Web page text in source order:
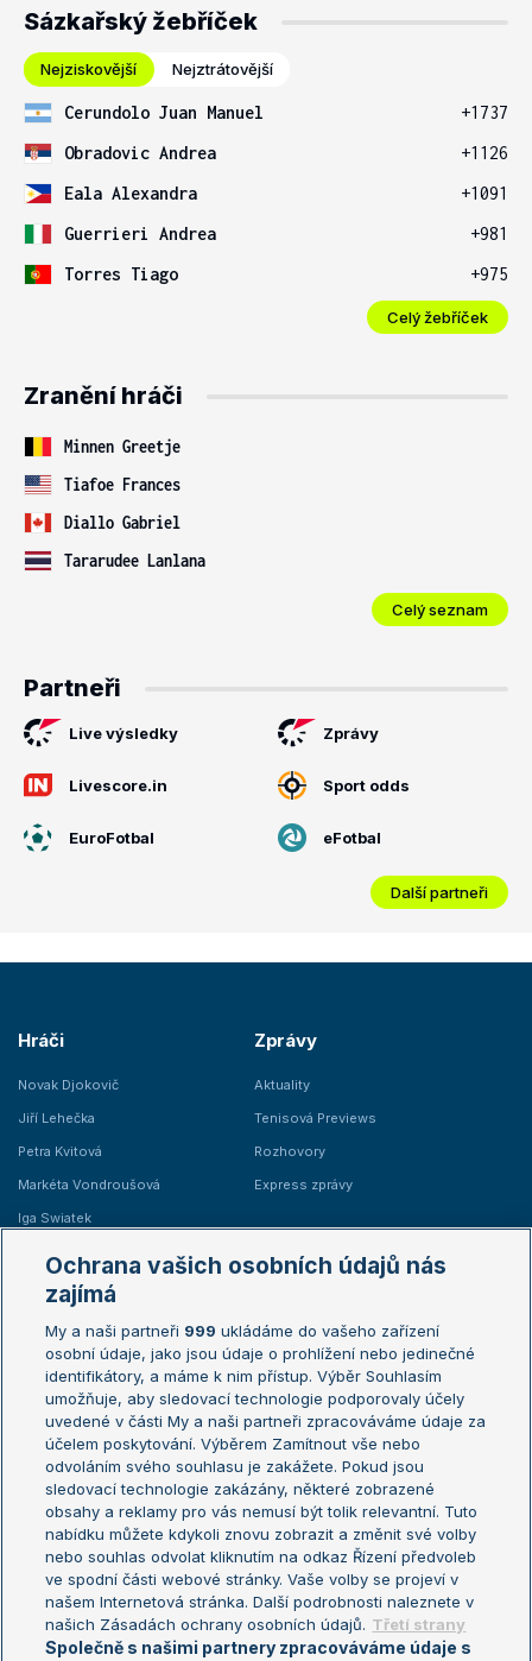
Sázkařský žebříček
Nejziskovější Nejztrátovější
Cerundolo Juan Manuel
+1737
Obradovic Andrea
+1126
Eala Alexandra
+1091
Guerrieri Andrea
+981
Torres Tiago
+975
Celý žebříček
Zranění hráči
Minnen Greetje
Tiafoe Frances
Diallo Gabriel
Tararudee Lanlana
Celý seznam
Partneři
Live výsledky Zprávy
Livescore.in Sport odds
EuroFotbal eFotbal
Další partneři
Hráči
Novak Djokovič
Jiří Lehečka
Petra Kvitová
Markéta Vondroušová
Iga Swiatek
Zprávy
Aktuality
Tenisová Previews
Rozhovory
Express zprávy
Žebříčky
Žebříček ATP (muži)
Žebříček WTA (ženy)
Sázkařský žebříček
Australian Open
French Open
Wimbledon
US Open
Turnaj mistrů
Turnaj mistryň
Aktualní trendy
Fotbalové přestupy
Livesport Daily
LS Prague Open
Ochrana vašich osobních údajů nás
zajímá
My a naši partneři 999 ukládáme do vašeho zařízení
osobní údaje, jako jsou údaje o prohlížení nebo jedinečné
identifikátory, a máme k nim přístup. Výběr Souhlasím
umožňuje, aby sledovací technologie podporovaly účely
uvedené v části My a naši partneři zpracováváme údaje za
účelem poskytování. Výběrem Zamítnout vše nebo
odvoláním svého souhlasu je zakážete. Pokud jsou
sledovací technologie zakázány, některé zobrazené
obsahy a reklamy pro vás nemusí být tolik relevantní. Tuto
nabídku můžete kdykoli znovu zobrazit a změnit své volby
nebo souhlas odvolat kliknutím na odkaz Řízení předvoleb
ve spodní části webové stránky. Vaše volby se projeví v
našem Internetová stránka. Další podrobnosti naleznete v
našich Zásadách ochrany osobních údajů. Třetí strany
Společně s našimi partnery zpracováváme údaje s